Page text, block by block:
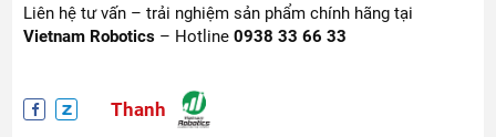
Liên hệ tư vấn – trải nghiệm sản phẩm chính hãng tại
Vietnam Robotics – Hotline0938 33 66 33
Thanh